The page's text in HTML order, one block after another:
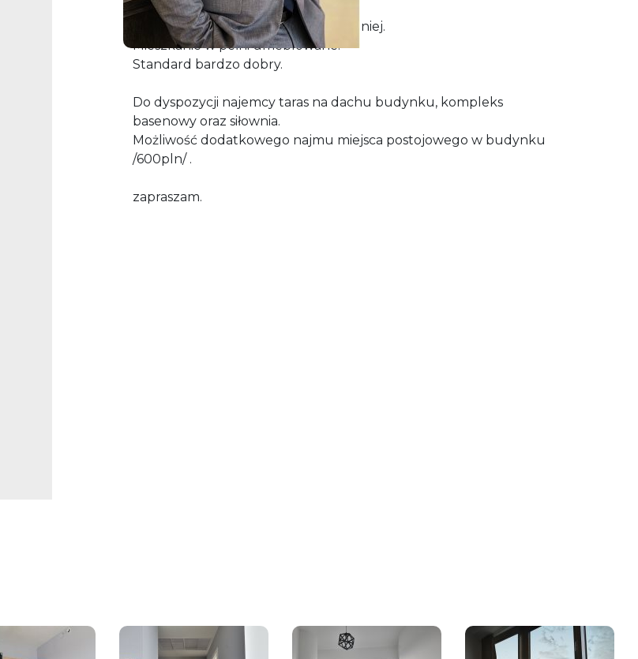
Tower.
Okna od strony południowo-zachodniej.
Mieszkanie w pełni umeblowane.
Standard bardzo dobry.
Do dyspozycji najemcy taras na dachu budynku, kompleks
basenowy oraz siłownia.
Możliwość dodatkowego najmu miejsca postojowego w budynku
/600pln/ .
zapraszam.